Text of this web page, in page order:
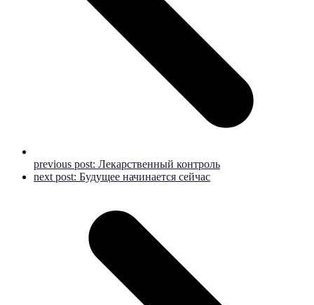
previous post: Лекарственный контроль
next post: Будущее начинается сейчас